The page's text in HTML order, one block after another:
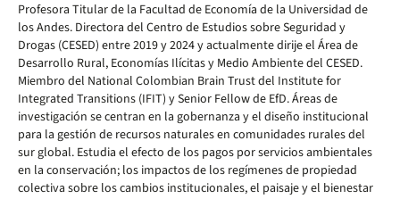
Profesora Titular de la Facultad de Economía de la Universidad de
los Andes. Directora del Centro de Estudios sobre Seguridad y
Drogas (CESED) entre 2019 y 2024 y actualmente dirije el Área de
Desarrollo Rural, Economías Ilícitas y Medio Ambiente del CESED.
Miembro del National Colombian Brain Trust del Institute for
Integrated Transitions (IFIT) y Senior Fellow de EfD. Áreas de
investigación se centran en la gobernanza y el diseño institucional
para la gestión de recursos naturales en comunidades rurales del
sur global. Estudia el efecto de los pagos por servicios ambientales
en la conservación; los impactos de los regímenes de propiedad
colectiva sobre los cambios institucionales, el paisaje y el bienestar